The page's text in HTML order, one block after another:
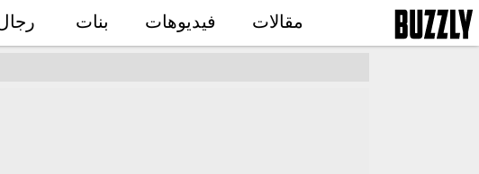
مقالات فيديوهات بنات